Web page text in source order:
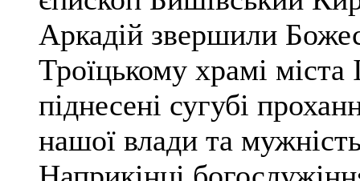
Аркадій звершили
Троїцькому храмі
піднесені сугубі
нашої влади та